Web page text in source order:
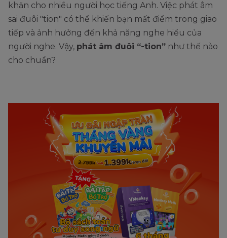
khăn cho nhiều người học tiếng Anh. Việc phát âm
sai đuôi "tion" có thể khiến bạn mất điểm trong giao
tiếp và ảnh hưởng đến khả năng nghe hiểu của
người nghe. Vậy, phát âm đuôi “-tion” như thế nào
cho chuẩn?